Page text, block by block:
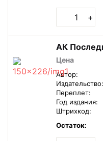
+
АК
Цена
Автор:
Издательство:
Переплет:
Год издания:
Штрихкод:
Остаток: